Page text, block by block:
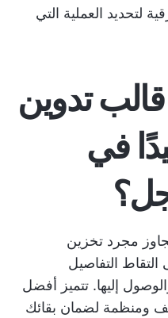
لتحديد العملية التي
تدوين
في
مجرد تخزين
التفاصيل
إليها. تتميز أفضل
ومنظمة لضمان بقائك